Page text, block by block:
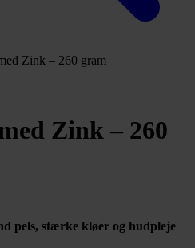
Zink – 260 gram
Zink – 260
pels, stærke kløer og hudpleje